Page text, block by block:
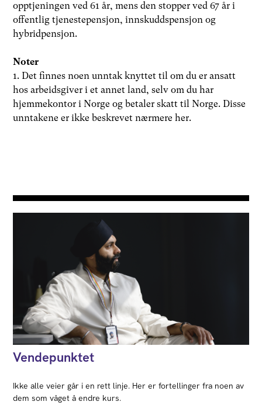
opptjeningen ved 61 år, mens den stopper ved 67 år i
offentlig tjenestepensjon, innskuddspensjon og
hybridpensjon.
Noter
1. Det finnes noen unntak knyttet til om du er ansatt
hos arbeidsgiver i et annet land, selv om du har
hjemmekontor i Norge og betaler skatt til Norge. Disse
unntakene er ikke beskrevet nærmere her.
Vendepunktet
Ikke alle veier går i en rett linje. Her er fortellinger fra noen av
dem som våget å endre kurs.